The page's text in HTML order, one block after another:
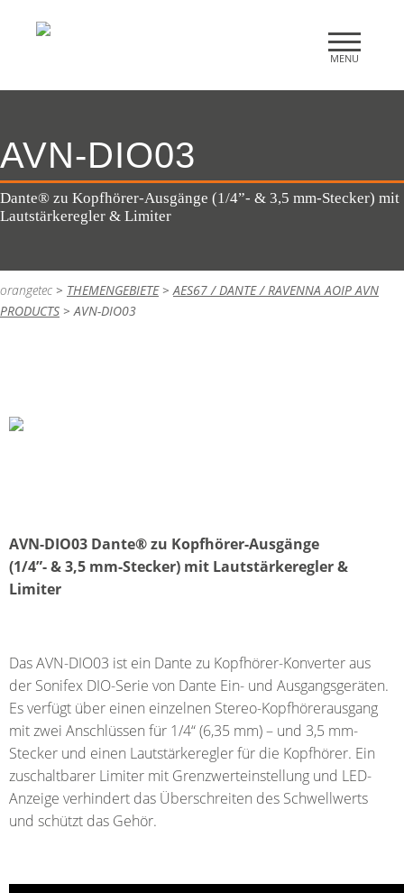
AVN-DIO03
Dante® zu Kopfhörer-Ausgänge (1/4”- & 3,5 mm-Stecker) mit
Lautstärkeregler & Limiter
orangetec > THEMENGEBIETE>AES67 / DANTE / RAVENNA AOIP AVN
PRODUCTS >AVN-DIO03
AVN-DIO03 Dante® zu Kopfhörer-Ausgänge
(1/4”- & 3,5 mm-Stecker) mit Lautstärkeregler &
Limiter
Das AVN-DIO03 ist ein Dante zu Kopfhörer-Konverter aus
der Sonifex DIO-Serie von Dante Ein- und Ausgangsgeräten.
Es verfügt über einen einzelnen Stereo-Kopfhörerausgang
mit zwei Anschlüssen für 1/4“ (6,35 mm) – und 3,5 mm-
Stecker und einen Lautstärkeregler für die Kopfhörer. Ein
zuschaltbarer Limiter mit Grenzwerteinstellung und LED-
Anzeige verhindert das Überschreiten des Schwellwerts
und schützt das Gehör.